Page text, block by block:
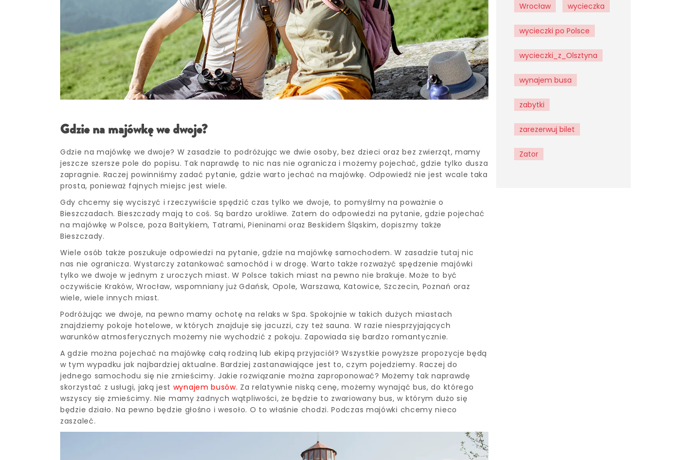
Gdzie na majówkę we dwoje?
Gdzie na majówkę we dwoje? W zasadzie to podróżując we dwie osoby, bez dzieci oraz bez zwierząt, mamy
jeszcze szersze pole do popisu. Tak naprawdę to nic nas nie ogranicza i możemy pojechać, gdzie tylko dusza
zapragnie. Raczej powinniśmy zadać pytanie, gdzie warto jechać na majówkę. Odpowiedź nie jest wcale taka
prosta, ponieważ fajnych miejsc jest wiele.
Gdy chcemy się wyciszyć i rzeczywiście spędzić czas tylko we dwoje, to pomyślmy na poważnie o
Bieszczadach. Bieszczady mają to coś. Są bardzo urokliwe. Zatem do odpowiedzi na pytanie, gdzie pojechać
na majówkę w Polsce, poza Bałtykiem, Tatrami, Pieninami oraz Beskidem Śląskim, dopiszmy także
Bieszczady.
Wiele osób także poszukuje odpowiedzi na pytanie, gdzie na majówkę samochodem. W zasadzie tutaj nic
nas nie ogranicza. Wystarczy zatankować samochód i w drogę. Warto także rozważyć spędzenie majówki
tylko we dwoje w jednym z uroczych miast. W Polsce takich miast na pewno nie brakuje. Może to być
oczywiście Kraków, Wrocław, wspomniany już Gdańsk, Opole, Warszawa, Katowice, Szczecin, Poznań oraz
wiele, wiele innych miast.
Podróżując we dwoje, na pewno mamy ochotę na relaks w Spa. Spokojnie w takich dużych miastach
znajdziemy pokoje hotelowe, w których znajduje się jacuzzi, czy też sauna. W razie niesprzyjających
warunków atmosferycznych możemy nie wychodzić z pokoju. Zapowiada się bardzo romantycznie.
A gdzie można pojechać na majówkę całą rodziną lub ekipą przyjaciół? Wszystkie powyższe propozycje będą
w tym wypadku jak najbardziej aktualne. Bardziej zastanawiające jest to, czym pojedziemy. Raczej do
jednego samochodu się nie zmieścimy. Jakie rozwiązanie można zaproponować? Możemy tak naprawdę
skorzystać z usługi, jaką jest wynajem busów. Za relatywnie niską cenę, możemy wynająć bus, do którego
wszyscy się zmieścimy. Nie mamy żadnych wątpliwości, że będzie to zwariowany bus, w którym dużo się
będzie działo. Na pewno będzie głośno i wesoło. O to właśnie chodzi. Podczas majówki chcemy nieco
zaszaleć.
Wrocław wycieczka
wycieczki po Polsce
wycieczki_z_Olsztyna
wynajem busa
zabytki
zarezerwuj bilet
Zator